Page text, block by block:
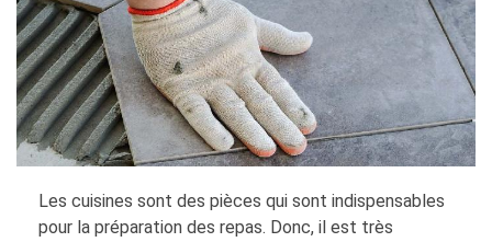
Les cuisines sont des pièces qui sont indispensables
pour la préparation des repas. Donc, il est très